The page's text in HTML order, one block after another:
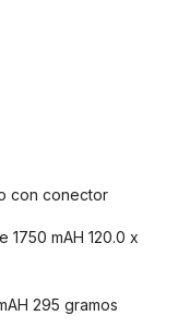
con conector
1750 mAH 120.0 x
295 gramos